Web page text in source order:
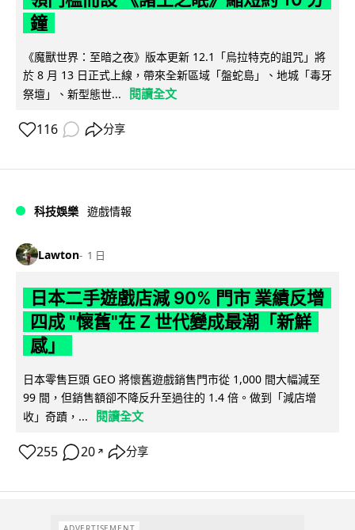
鐘
《魔獸世界：至暗之夜》版本更新 12.1「烏拉特克的詛咒」將
於 8 月 13 日正式上線，帶來全新區域「盤蛇島」、地城「毒牙
祭壇」、新型態世...
閱讀全文
116 分享
科技娛樂 遊戲情報
Lawton 1 日
日本二手遊戲店減 90% 門市 業績反增
四成 "懷舊"在 Z 世代變成最潮「新鮮
感」
日本零售巨頭 GEO 將懷舊遊戲銷售門市從 1,000 間大幅減至
99 間，但銷售額卻不降反升至過往的 1.4 倍。做到「減店增
收」奇蹟，...
閱讀全文
255 20 ↗ 分享